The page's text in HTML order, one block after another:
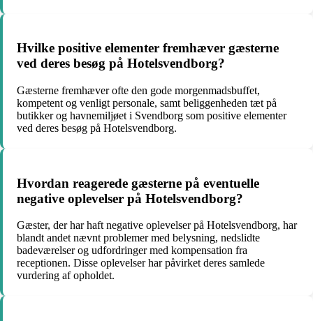
Hvilke positive elementer fremhæver gæsterne
ved deres besøg på Hotelsvendborg?
Gæsterne fremhæver ofte den gode morgenmadsbuffet,
kompetent og venligt personale, samt beliggenheden tæt på
butikker og havnemiljøet i Svendborg som positive elementer
ved deres besøg på Hotelsvendborg.
Hvordan reagerede gæsterne på eventuelle
negative oplevelser på Hotelsvendborg?
Gæster, der har haft negative oplevelser på Hotelsvendborg, har
blandt andet nævnt problemer med belysning, nedslidte
badeværelser og udfordringer med kompensation fra
receptionen. Disse oplevelser har påvirket deres samlede
vurdering af opholdet.